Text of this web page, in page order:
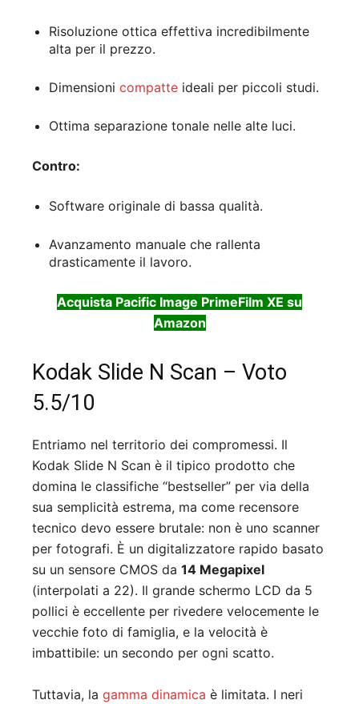
Risoluzione ottica effettiva incredibilmente
alta per il prezzo.
Dimensioni compatte ideali per piccoli studi.
Ottima separazione tonale nelle alte luci.
Contro:
Software originale di bassa qualità.
Avanzamento manuale che rallenta
drasticamente il lavoro.
Acquista Pacific Image PrimeFilm XE su
Amazon
Kodak Slide N Scan – Voto
5.5/10
Entriamo nel territorio dei compromessi. Il
Kodak Slide N Scan è il tipico prodotto che
domina le classifiche “bestseller” per via della
sua semplicità estrema, ma come recensore
tecnico devo essere brutale: non è uno scanner
per fotografi. È un digitalizzatore rapido basato
su un sensore CMOS da 14 Megapixel
(interpolati a 22). Il grande schermo LCD da 5
pollici è eccellente per rivedere velocemente le
vecchie foto di famiglia, e la velocità è
imbattibile: un secondo per ogni scatto.
Tuttavia, la gamma dinamica è limitata. I neri